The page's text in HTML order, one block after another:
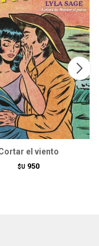
el viento
$U 950